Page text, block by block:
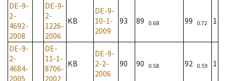
DE-9-
2-
4692-
2008
DE-9-
2-
1226-
2006
KB
DE-9-
10-1-
2009
93 89 0.68 99 0.72 1
DE-9-
2-
4684-
2005
DE-
11-1-
8706-
2002
KB
DE-9-
2-2-
2006
90 90 0.58 92 0.59 1